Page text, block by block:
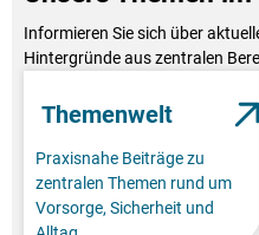
Informieren Sie sich über
Hintergründe aus zentralen
Themenwelt
Praxisnahe Beiträge zu
zentralen Themen rund um
Vorsorge, Sicherheit und